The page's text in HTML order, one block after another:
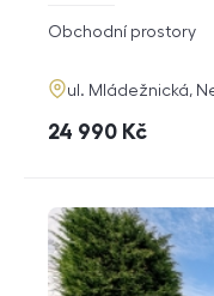
rozměry
dispozice
Obchodní prostory
adresa
ul. Mládežnická,
cena
24 990 Kč